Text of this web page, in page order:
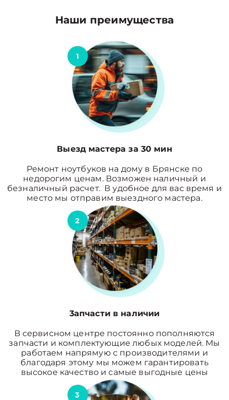
Наши преимущества
1
Выезд мастера за 30 мин
Ремонт ноутбуков на дому в Брянске по
недорогим ценам. Возможен наличный и
безналичный расчет. В удобное для вас время и
место мы отправим выездного мастера.
2
3апчасти в наличии
В сервисном центре постоянно пополняются
запчасти и комплектующие любых моделей. Мы
работаем напрямую с производителями и
благодаря этому мы можем гарантировать
высокое качество и самые выгодные цены
3